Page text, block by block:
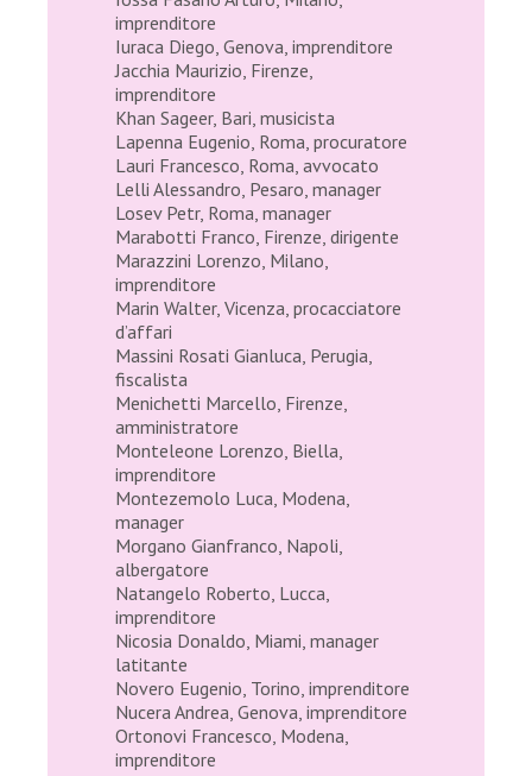
imprenditore
Iuraca Diego, Genova, imprenditore
Jacchia Maurizio, Firenze,
imprenditore
Khan Sageer, Bari, musicista
Lapenna Eugenio, Roma, procuratore
Lauri Francesco, Roma, avvocato
Lelli Alessandro, Pesaro, manager
Losev Petr, Roma, manager
Marabotti Franco, Firenze, dirigente
Marazzini Lorenzo, Milano,
imprenditore
Marin Walter, Vicenza, procacciatore
d’affari
Massini Rosati Gianluca, Perugia,
fiscalista
Menichetti Marcello, Firenze,
amministratore
Monteleone Lorenzo, Biella,
imprenditore
Montezemolo Luca, Modena,
manager
Morgano Gianfranco, Napoli,
albergatore
Natangelo Roberto, Lucca,
imprenditore
Nicosia Donaldo, Miami, manager
latitante
Novero Eugenio, Torino, imprenditore
Nucera Andrea, Genova, imprenditore
Ortonovi Francesco, Modena,
imprenditore